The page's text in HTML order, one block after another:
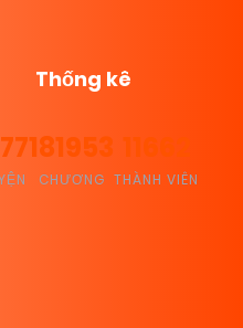
Thống kê
181953
CHƯƠNG
11662
THÀNH VIÊN